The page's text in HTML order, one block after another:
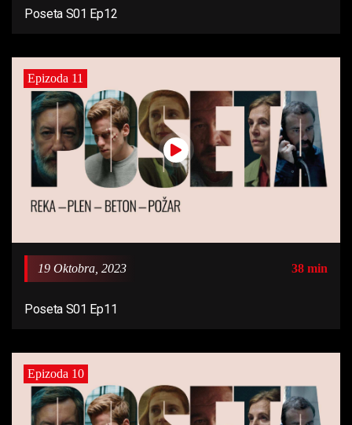
Poseta S01 Ep12
Epizoda 11
19 Oktobra, 2023 38 min
Poseta S01 Ep11
Epizoda 10